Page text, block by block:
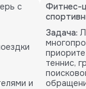
с
и
Фитнес-
Задача:
теннис,